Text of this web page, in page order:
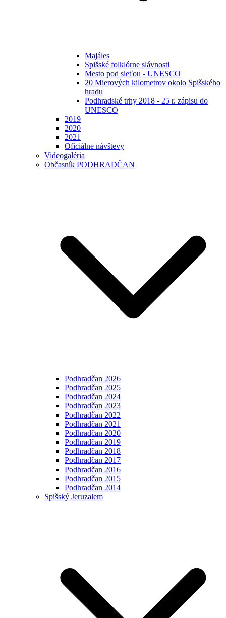
Majáles
Spišské folklórne slávnosti
Mesto pod sieťou - UNESCO
20 Mierových kilometrov okolo Spišského
hradu
Podhradské trhy 2018 - 25 r. zápisu do
UNESCO
2019
2020
2021
Oficiálne návštevy
Videogaléria
Občasník PODHRADČAN
Podhradčan 2026
Podhradčan 2025
Podhradčan 2024
Podhradčan 2023
Podhradčan 2022
Podhradčan 2021
Podhradčan 2020
Podhradčan 2019
Podhradčan 2018
Podhradčan 2017
Podhradčan 2016
Podhradčan 2015
Podhradčan 2014
Spišský Jeruzalem